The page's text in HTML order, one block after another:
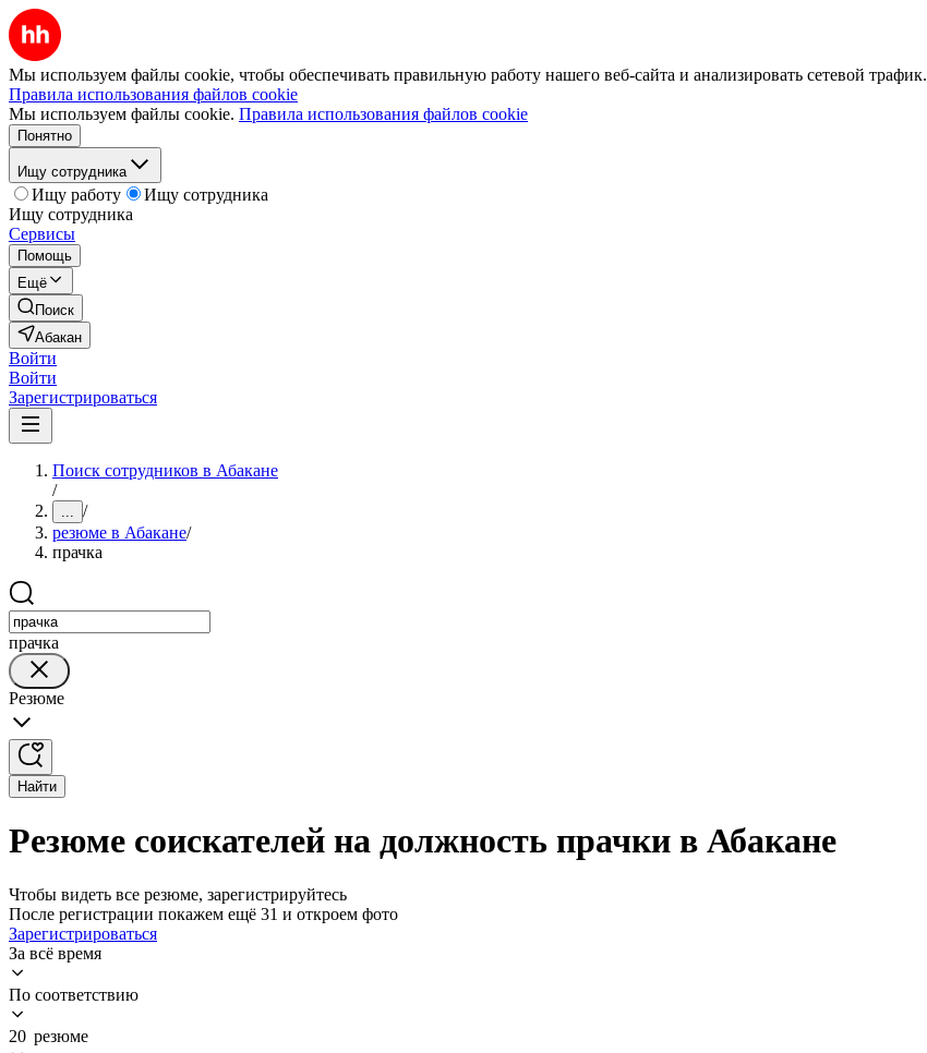
Мы используем файлы cookie, чтобы обеспечивать правильную работу нашего веб-сайта и анализировать сетевой трафик.
Правила использования файлов cookie
Мы используем файлы cookie. Правила использования файлов cookie
Понятно
Ищу сотрудника
Ищу работу
Ищу сотрудника
Ищу сотрудника
Сервисы
Помощь
Ещё
Поиск
Абакан
Войти
Войти
Зарегистрироваться
Поиск сотрудников в Абакане
/
... /
резюме в Абакане/
прачка
прачка
Резюме
Найти
Резюме соискателей на должность прачки в Абакане
Чтобы видеть все резюме, зарегистрируйтесь
После регистрации покажем ещё 31 и откроем фото
Зарегистрироваться
За всё время
По соответствию
20 резюме